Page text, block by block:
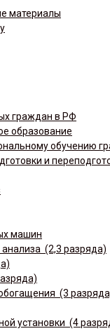
материалы
граждан в РФ
образование
обучению
и
машин
(2,3 разряда)
(3
установки (4